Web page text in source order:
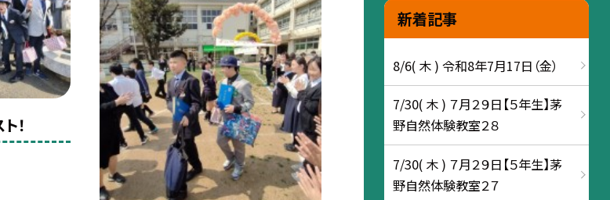
！
新着記事
8/6( 木 ) 令和8年7月17日（金）
7/30( 木 ) ７月２９日【５年生】茅
野自然体験教室２８
7/30( 木 ) ７月２９日【５年生】茅
野自然体験教室２７